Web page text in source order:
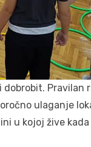
Pravilan
ulaganje
u kojoj žive